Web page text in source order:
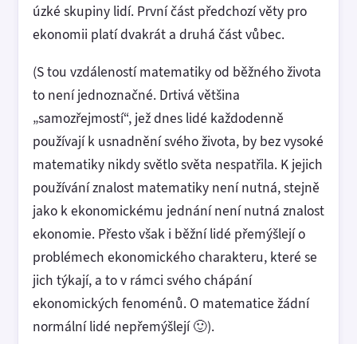
úzké skupiny lidí. První část předchozí věty pro
ekonomii platí dvakrát a druhá část vůbec.
(S tou vzdáleností matematiky od běžného života
to není jednoznačné. Drtivá většina
„samozřejmostí“, jež dnes lidé každodenně
používají k usnadnění svého života, by bez vysoké
matematiky nikdy světlo světa nespatřila. K jejich
používání znalost matematiky není nutná, stejně
jako k ekonomickému jednání není nutná znalost
ekonomie. Přesto však i běžní lidé přemýšlejí o
problémech ekonomického charakteru, které se
jich týkají, a to v rámci svého chápání
ekonomických fenoménů. O matematice žádní
normální lidé nepřemýšlejí 🙂).